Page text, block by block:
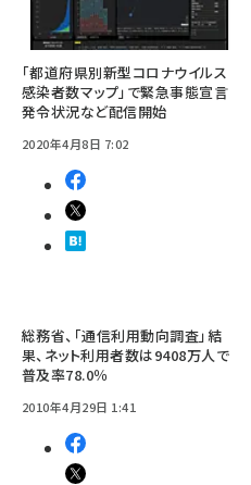
「都道府県別新型コロナウイルス
感染者数マップ」で緊急事態宣言
発令状況など配信開始
2020年4月8日 7:02
総務省、「通信利用動向調査」結
果、ネット利用者数は9408万人で
普及率78.0％
2010年4月29日 1:41